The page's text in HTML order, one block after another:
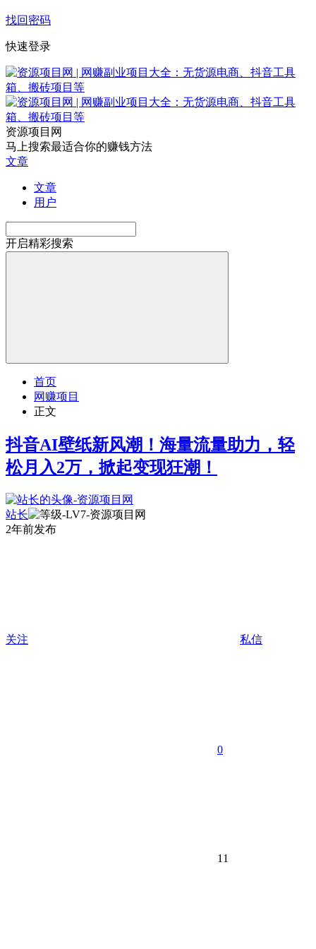
找回密码
快速登录
资源项目网
马上搜索最适合你的赚钱方法
文章
文章
用户
开启精彩搜索
首页
网赚项目
正文
抖音AI壁纸新风潮！海量流量助力，轻
松月入2万，掀起变现狂潮！
站长
2年前发布
关注 私信
0
11